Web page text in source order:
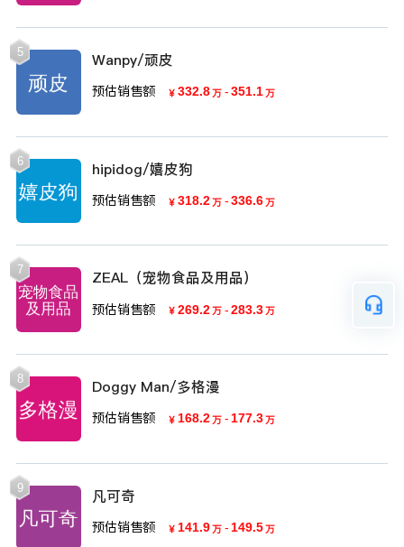
5 Wanpy/顽皮
预估销售额 ￥ 332.8万 - 351.1万
6 hipidog/嬉皮狗
预估销售额 ￥ 318.2万 - 336.6万
7 ZEAL（宠物食品及用品）
预估销售额 ￥ 269.2万 - 283.3万
8 Doggy Man/多格漫
预估销售额 ￥ 168.2万 - 177.3万
9 凡可奇
预估销售额 ￥ 141.9万 - 149.5万